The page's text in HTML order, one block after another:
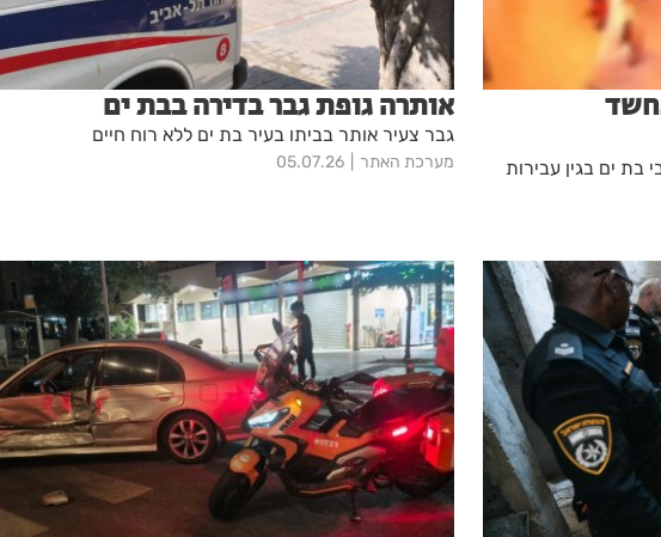
בחשד
קטינים תושבי בת ים בגין עבירות
אותרה גופת גבר בדירה בבת ים
גבר צעיר אותר בביתו בעיר בת ים ללא רוח חיים
מערכת האתר 05.07.26